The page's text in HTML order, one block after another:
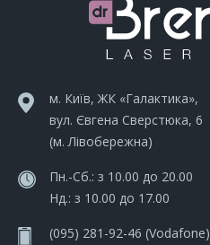
м. Київ, ЖК «Галактика»,
вул. Євгена Сверстюка, 6
(м. Лівобережна)
Пн.-Сб.: з 10.00 до 20.00
Нд.: з 10.00 до 17.00
(095) 281-92-46 (Vodafone)